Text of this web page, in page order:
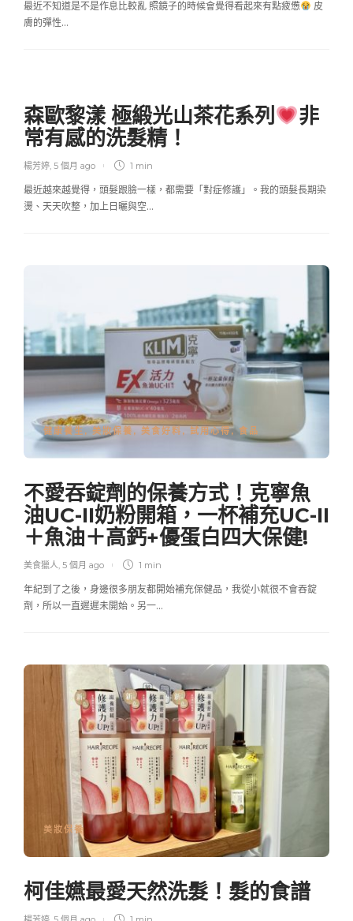
最近不知道是不是作息比較亂 照鏡子的時候會覺得看起來有點疲憊
皮
膚的彈性…
森歐黎漾 極緞光山茶花系列
非
常有感的洗髮精！
楊芳婷, 5 個月 ago 1 min
最近越來越覺得，頭髮跟臉一樣，都需要「對症修護」。我的頭髮長期染
燙、天天吹整，加上日曬與空…
健康養生 , 美妝保養 , 美食好料 , 試用心得,食品
不愛吞錠劑的保養方式！克寧魚
油UC-II奶粉開箱，一杯補充UC-II
＋魚油＋高鈣+優蛋白四大保健!
美食獵人 5 個月 ago 1 min
年紀到了之後，身邊很多朋友都開始補充保健品，我從小就很不會吞錠
劑，所以一直遲遲未開始。另一…
美妝保養
柯佳嬿最愛天然洗髮！髮的食譜